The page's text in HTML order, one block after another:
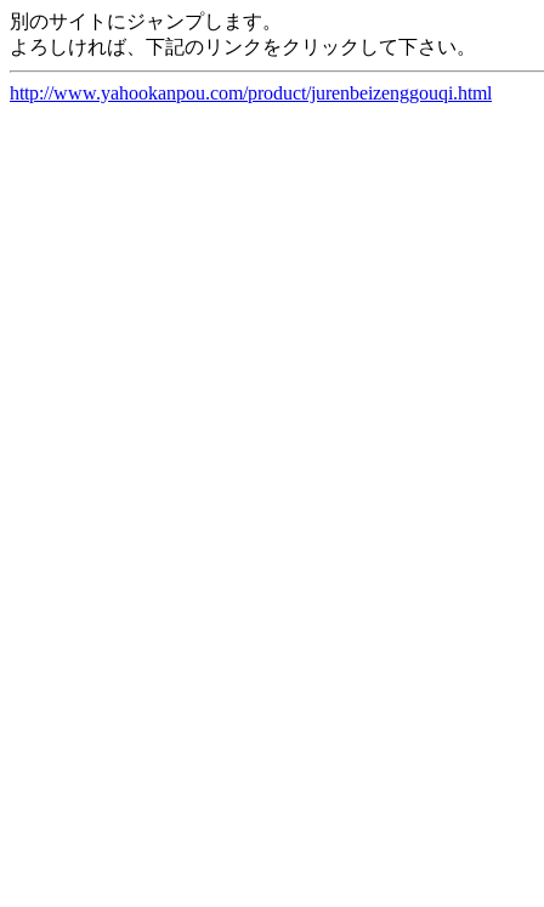
別のサイトにジャンプします。
よろしければ、下記のリンクをクリックして下さい。
http://www.yahookanpou.com/product/jurenbeizenggouqi.html